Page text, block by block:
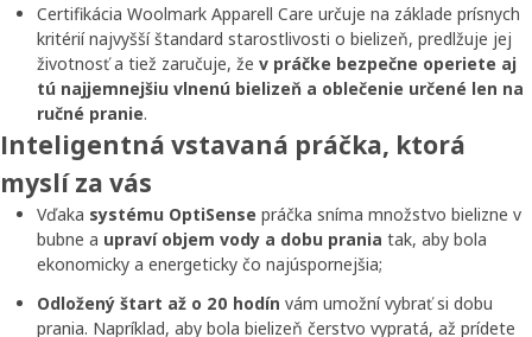
Certifikácia Woolmark Apparell Care určuje na základe prísnych
kritérií najvyšší štandard starostlivosti o bielizeň, predlžuje jej
životnosť a tiež zaručuje, že v práčke bezpečne operiete aj
tú najjemnejšiu vlnenú bielizeň a oblečenie určené len na
ručné pranie.
Inteligentná vstavaná práčka, ktorá
myslí za vás
Vďaka systému OptiSense práčka sníma množstvo bielizne v
bubne a upraví objem vody a dobu prania tak, aby bola
ekonomicky a energeticky čo najúspornejšia;
Odložený štart až o 20 hodín vám umožní vybrať si dobu
prania. Napríklad, aby bola bielizeň čerstvo vypratá, až prídete